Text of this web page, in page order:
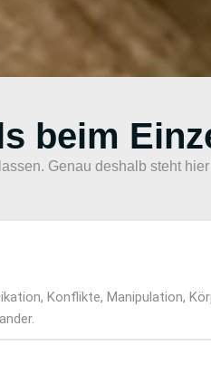
beim
Genau deshalb steht
Konflikte, Manipulation,